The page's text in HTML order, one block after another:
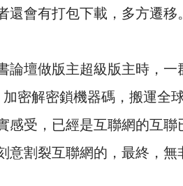
還會有打包下載，多方遷移。
論壇做版主超級版主時，
密解密鎖機器碼，搬運全
受，已經是互聯網的互聯
意割裂互聯網的，最終，無